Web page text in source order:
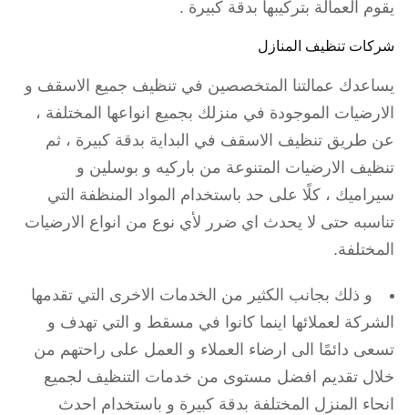
يقوم العمالة بتركيبها بدقة كبيرة .
شركات تنظيف المنازل
يساعدك عمالتنا المتخصصين في تنظيف جميع الاسقف و
الارضيات الموجودة في منزلك بجميع انواعها المختلفة ،
عن طريق تنظيف الاسقف في البداية بدقة كبيرة ، ثم
تنظيف الارضيات المتنوعة من باركيه و بوسلين و
سيراميك ، كلًا على حد باستخدام المواد المنظفة التي
تناسبه حتى لا يحدث اي ضرر لأي نوع من انواع الارضيات
المختلفة.
و ذلك بجانب الكثير من الخدمات الاخرى التي تقدمها
الشركة لعملائها اينما كانوا في مسقط و التي تهدف و
تسعى دائمًا الى ارضاء العملاء و العمل على راحتهم من
خلال تقديم افضل مستوى من خدمات التنظيف لجميع
انحاء المنزل المختلفة بدقة كبيرة و باستخدام احدث